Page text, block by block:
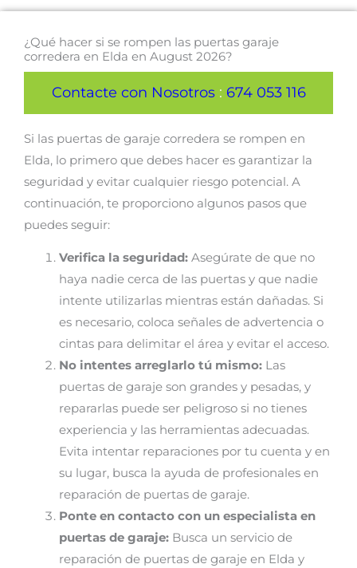
¿Qué hacer si se rompen las puertas garaje
corredera en Elda en August 2026?
Contacte con Nosotros: 674 053 116
Si las puertas de garaje corredera se rompen en
Elda, lo primero que debes hacer es garantizar la
seguridad y evitar cualquier riesgo potencial. A
continuación, te proporciono algunos pasos que
puedes seguir:
Verifica la seguridad:Asegúrate de que no
haya nadie cerca de las puertas y que nadie
intente utilizarlas mientras están dañadas. Si
es necesario, coloca señales de advertencia o
cintas para delimitar el área y evitar el acceso.
No intentes arreglarlo tú mismo:Las
puertas de garaje son grandes y pesadas, y
repararlas puede ser peligroso si no tienes
experiencia y las herramientas adecuadas.
Evita intentar reparaciones por tu cuenta y en
su lugar, busca la ayuda de profesionales en
reparación de puertas de garaje.
Ponte en contacto con un especialista en
puertas de garaje:Busca un servicio de
reparación de puertas de garaje en Elda y